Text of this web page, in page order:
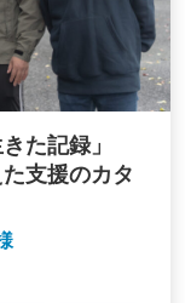
た記録」
支援のカタ